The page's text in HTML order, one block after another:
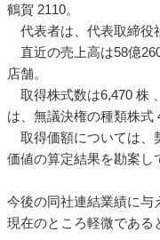
鶴賀 2110。
代表者は、代表取締役
直近の売上高は58億
店舗。
取得株式数は6,470 株
は、無議決権の種類株式
取得価額については、
価値の算定結果を勘案し
今後の同社連結業績に与
現在のところ軽微である